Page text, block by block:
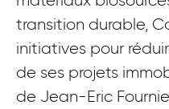
transition durable,
initiatives pour
de ses projets
de Jean-Eric